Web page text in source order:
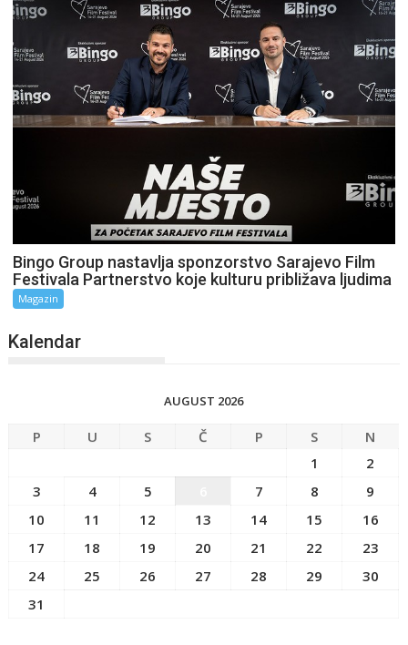
Bingo Group nastavlja sponzorstvo Sarajevo Film
Festivala Partnerstvo koje kulturu približava ljudima
Magazin
Kalendar
AUGUST 2026
P U S Č P S
N
1
2
3
4 5 7 8
9
10
11 12 13 14 15
16
17
18 19 20 21 22
23
24
25 26 27 28 29
30
31